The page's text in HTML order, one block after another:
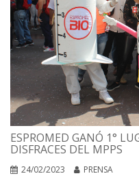
ESPROMED GANÓ 1°
DISFRACES DEL MPPS
24/02/2023 PRENSA